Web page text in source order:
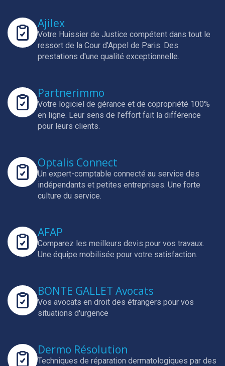
Ajilex
Votre Huissier de Justice compétent dans tout le
ressort de la Cour d'Appel de Paris. Des
prestations d'une qualité exceptionnelle.
Partnerimmo
Votre logiciel de gérance et de copropriété 100%
en ligne. Leur sens de l'effort fait la différence
pour leurs clients.
Optalis Connect
Un expert-comptable connecté au service des
indépendants et petites entreprises. Une forte
culture du service.
AFAP
Comparez les meilleurs devis pour vos travaux.
Une équipe mobilisée pour votre satisfaction.
BONTE GALLET Avocats
Vos avocats en droit des étrangers pour vos
situations d'urgence
Dermo Résolution
Techniques de réparation dermatologiques par des